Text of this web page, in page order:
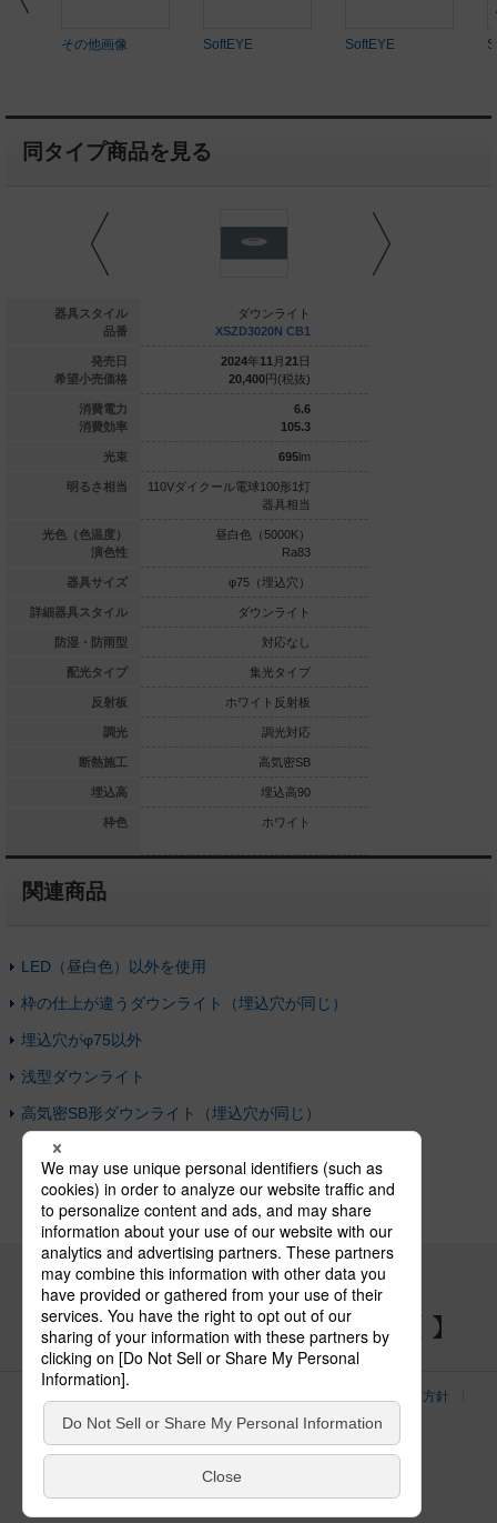
その他画像 SoftEYE SoftEYE
同タイプ商品を見る
器具スタイル
品番
発売日
希望小売価格
消費電力
消費効率
光束
明るさ相当
光色（色温度）
演色性
器具サイズ
詳細器具スタイル
防湿・防雨型
配光タイプ
反射板
調光
断熱施工
埋込高
枠色
ダウンライト
円(税抜)
7.4
100
電球100形1灯
色（3500K）
φ75（埋込穴）
ダウンライト
対応なし
集光タイプ
高気密SB
ダウンライト
XSZD3020N CB1
2024年11 月 21 日
20,400円(税抜)
6.6
105.3
695lm
110Vダイクール電球100形1灯
器具相当
昼白色（5000K）
Ra83
φ75（埋込穴）
ダウンライト
対応なし
集光タイプ
ホワイト反射板
調光対応
高気密SB
埋込高90
ホワイト
関連商品
LED（昼白色）以外を使用
枠の仕上が違うダウンライト（埋込穴が同じ）
埋込穴がφ75以外
浅型ダウンライト
高気密SB形ダウンライト（埋込穴が同じ）
パナソニックの電気設備 SNSアカウント
サイトのご利用にあたって
個人情報保護方針
パナソニック ホールディングス
Area/Country
電気・建築設備（ビジネス）